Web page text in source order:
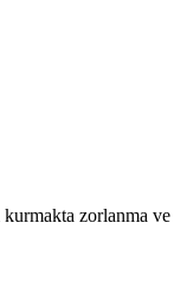
kurmakta